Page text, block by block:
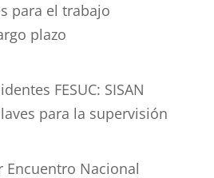
para el trabajo
plazo
FESUC: SISAN
para la supervisión
Encuentro Nacional